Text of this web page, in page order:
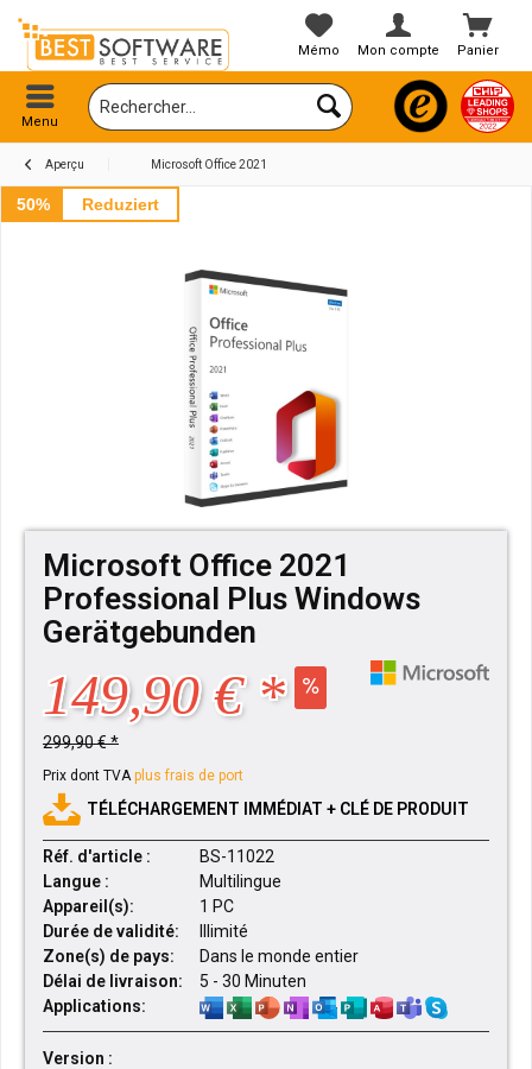
Panier
Mémo Mon compte
Menu
Aperçu Microsoft Office 2021
50% Reduziert
Microsoft Office 2021
Professional Plus Windows
Gerätgebunden
149,90 € *
299,90 € *
Prix dont TVAplus frais de port
TÉLÉCHARGEMENT IMMÉDIAT + CLÉ DE PRODUIT
Réf. d'article :
BS-11022
Langue :
Multilingue
Appareil(s):
1 PC
Durée de validité:
Illimité
Zone(s) de pays:
Dans le monde entier
Délai de livraison:
5 - 30 Minuten
Applications:
Version :